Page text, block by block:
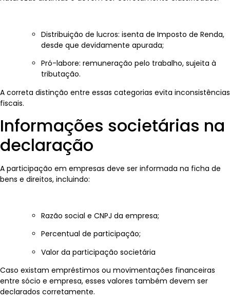
Distribuição de lucros: isenta de Imposto de Renda,
desde que devidamente apurada;
Pró-labore: remuneração pelo trabalho, sujeita à
tributação.
A correta distinção entre essas categorias evita inconsistências
fiscais.
Informações societárias na
declaração
A participação em empresas deve ser informada na ficha de
bens e direitos, incluindo:
Razão social e CNPJ da empresa;
Percentual de participação;
Valor da participação societária
Caso existam empréstimos ou movimentações financeiras
entre sócio e empresa, esses valores também devem ser
declarados corretamente.